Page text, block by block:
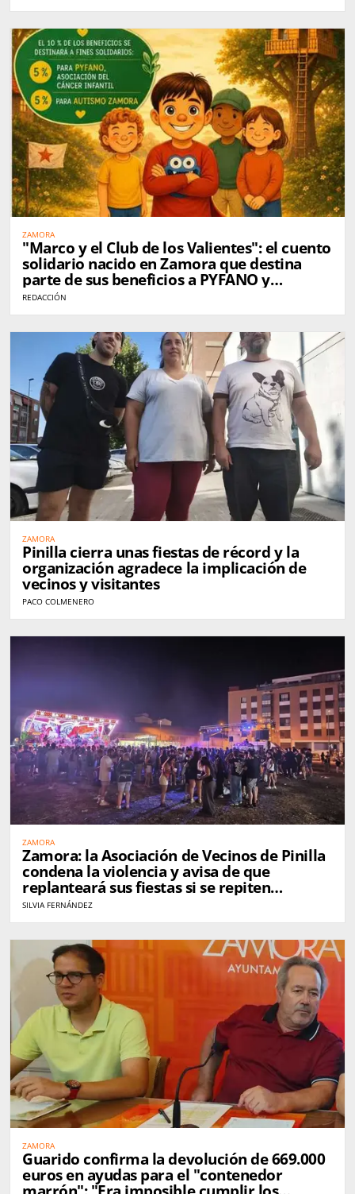
ZAMORA
"Marco y el Club de los Valientes": el cuento
solidario nacido en Zamora que destina
parte de sus beneficios a PYFANO y
Autismo Zamora
REDACCIÓN
ZAMORA
Pinilla cierra unas fiestas de récord y la
organización agradece la implicación de
vecinos y visitantes
PACO COLMENERO
ZAMORA
Zamora: la Asociación de Vecinos de Pinilla
condena la violencia y avisa de que
replanteará sus fiestas si se repiten
incidentes
SILVIA FERNÁNDEZ
ZAMORA
Guarido confirma la devolución de 669.000
euros en ayudas para el "contenedor